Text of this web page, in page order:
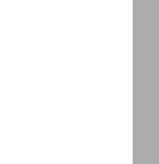
site sont des prix recommandés
de montage. Pour connaitre le prix
frais de montage, veuillez
agent. Les prix recommandés
sans préavis.